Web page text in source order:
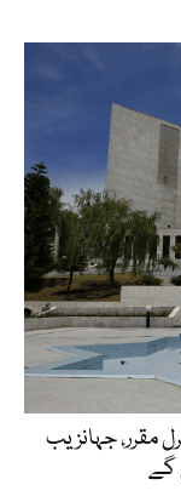
مقرر، جہانزیب
گے